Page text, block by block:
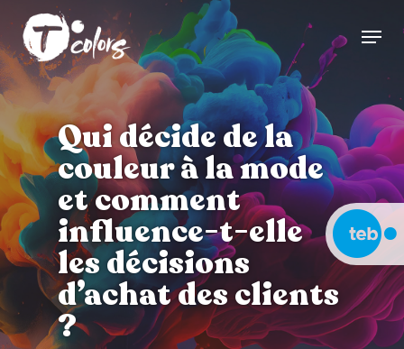
main
content
Menu
Qui décide de la
couleur à la mode
et comment
influence-t-elle
les décisions
d’achat des clients
?
Menu